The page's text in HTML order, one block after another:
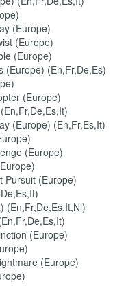
(Europe)
(Europe)
(Europe)
(Europe) (En,Fr,De,Es)
(Europe)
(Europe) (En,Fr,Es,It)
(Europe)
Pursuit (Europe)
(En,Fr,De,Es,It,Nl)
(Europe)
(Europe)